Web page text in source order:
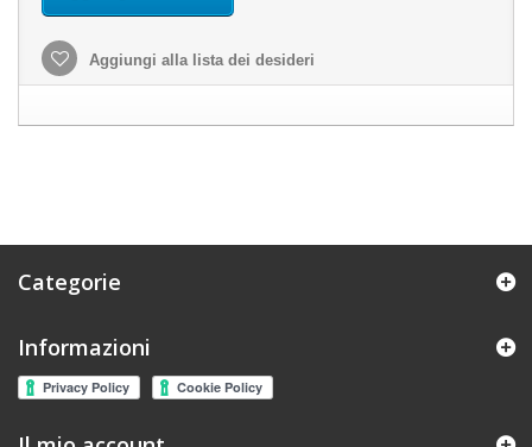
Aggiungi alla lista dei desideri
Categorie
Informazioni